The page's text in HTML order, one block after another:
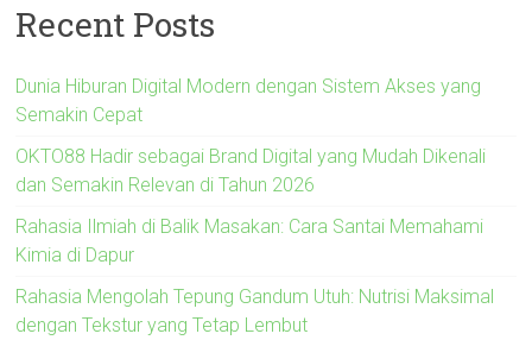
Recent Posts
Dunia Hiburan Digital Modern dengan Sistem Akses yang
Semakin Cepat
OKTO88 Hadir sebagai Brand Digital yang Mudah Dikenali
dan Semakin Relevan di Tahun 2026
Rahasia Ilmiah di Balik Masakan: Cara Santai Memahami
Kimia di Dapur
Rahasia Mengolah Tepung Gandum Utuh: Nutrisi Maksimal
dengan Tekstur yang Tetap Lembut